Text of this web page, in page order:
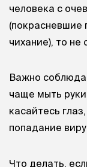
человека с
(покрасневшие
чихание), то не
Важно
чаще мыть
касайтесь
попадание
Что делать,